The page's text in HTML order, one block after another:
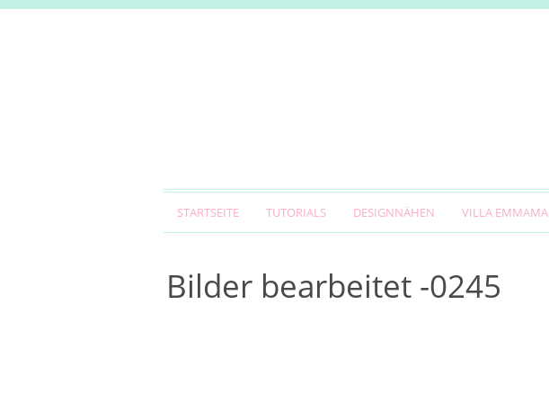
STARTSEITE TUTORIALS DESIGNNÄHEN VILLA EMMAMA
Bilder bearbeitet -0245